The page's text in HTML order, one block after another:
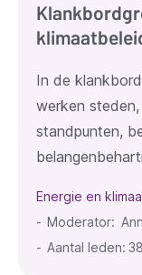
In de
werken
standpunten,
Energie en
Moderator
Aantal leden: 38